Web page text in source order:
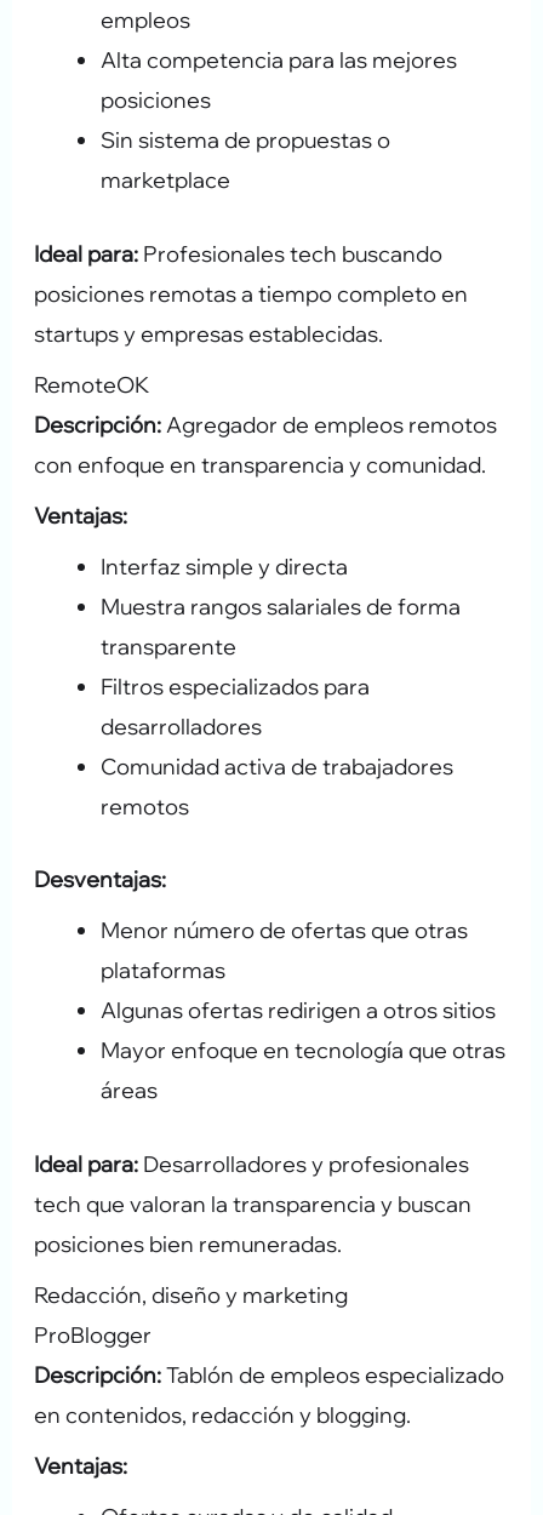
empleos
Alta competencia para las mejores
posiciones
Sin sistema de propuestas o
marketplace
Ideal para: Profesionales tech buscando
posiciones remotas a tiempo completo en
startups y empresas establecidas.
RemoteOK
Descripción:Agregador de empleos remotos
con enfoque en transparencia y comunidad.
Ventajas:
Interfaz simple y directa
Muestra rangos salariales de forma
transparente
Filtros especializados para
desarrolladores
Comunidad activa de trabajadores
remotos
Desventajas:
Menor número de ofertas que otras
plataformas
Algunas ofertas redirigen a otros sitios
Mayor enfoque en tecnología que otras
áreas
Ideal para: Desarrolladores y profesionales
tech que valoran la transparencia y buscan
posiciones bien remuneradas.
Redacción, diseño y marketing
ProBlogger
Descripción:Tablón de empleos especializado
en contenidos, redacción y blogging.
Ventajas: